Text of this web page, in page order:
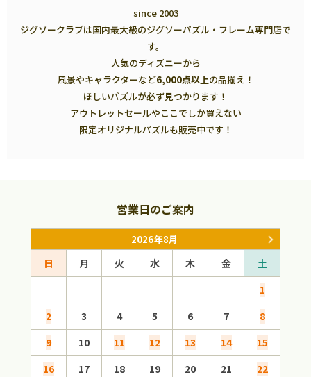
since 2003
ジグソークラブは国内最大級のジグソーパズル・フレーム専門店で
す。
人気のディズニーから
風景やキャラクターなど6,000点以上の品揃え！
ほしいパズルが必ず見つかります！
アウトレットセールやここでしか買えない
限定オリジナルパズルも販売中です！
営業日のご案内
2026年8月
日 月 火 水 木 金
土
1
2
3 4 5 6 7
8
9
10 11 12 13 14
15
16
17 18 19 20 21
22